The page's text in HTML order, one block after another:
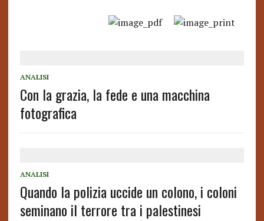
ANALISI
Con la grazia, la fede e una macchina
fotografica
ANALISI
Quando la polizia uccide un colono, i coloni
seminano il terrore tra i palestinesi